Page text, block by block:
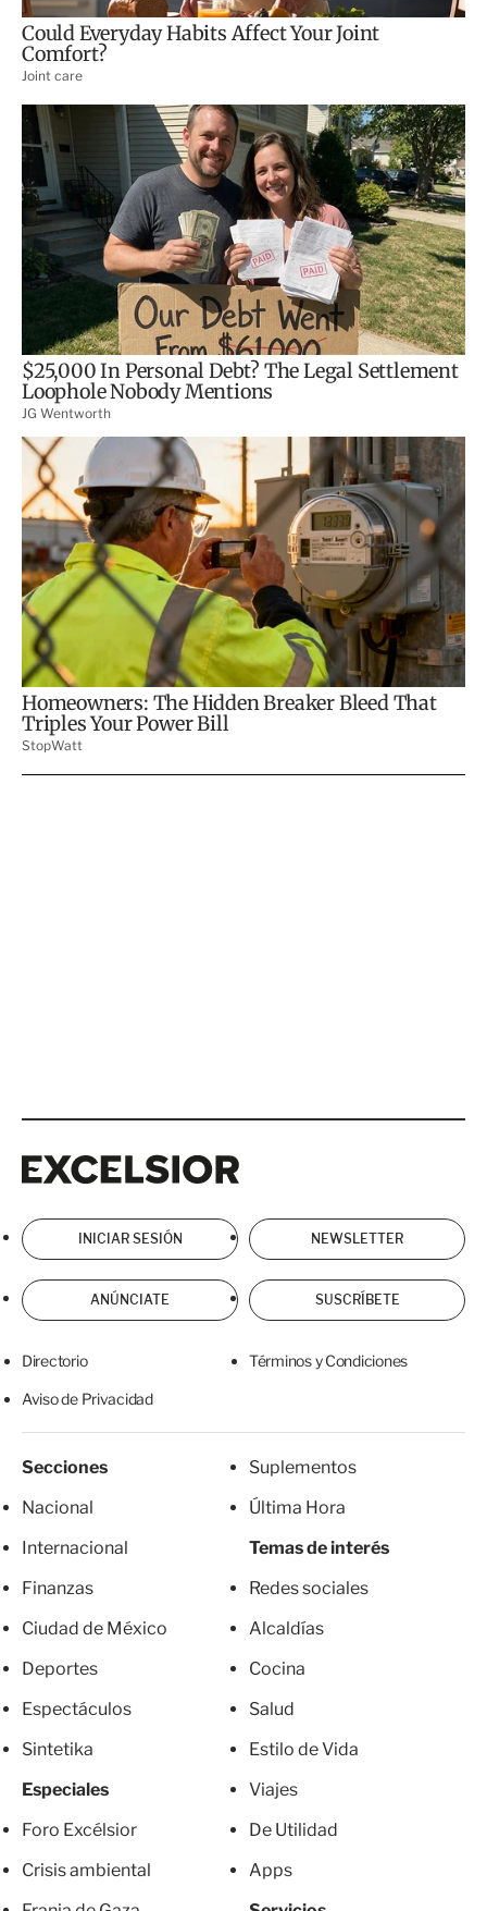
INICIAR SESIÓN NEWSLETTER
ANÚNCIATE SUSCRÍBETE
Directorio Términos y Condiciones
Aviso de Privacidad
Secciones
Nacional
Internacional
Finanzas
Ciudad de México
Deportes
Espectáculos
Sintetika
Especiales
Foro Excélsior
Crisis ambiental
Suplementos
Última Hora
Temas de interés
Redes sociales
Alcaldías
Cocina
Salud
Estilo de Vida
Viajes
De Utilidad
Apps